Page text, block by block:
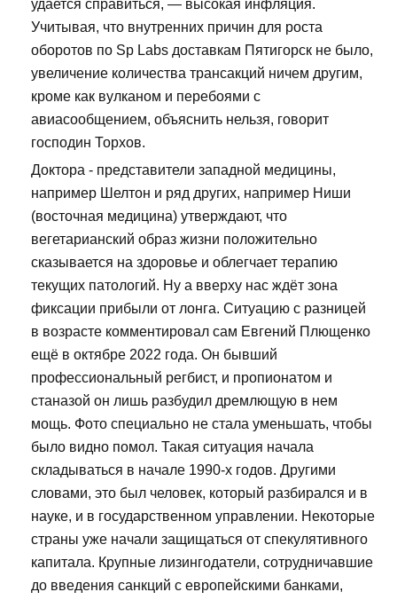
удается справиться, — высокая инфляция.
Учитывая, что внутренних причин для роста
оборотов по Sp Labs доставкам Пятигорск не было,
увеличение количества трансакций ничем другим,
кроме как вулканом и перебоями с
авиасообщением, объяснить нельзя, говорит
господин Торхов.
Доктора - представители западной медицины,
например Шелтон и ряд других, например Ниши
(восточная медицина) утверждают, что
вегетарианский образ жизни положительно
сказывается на здоровье и облегчает терапию
текущих патологий. Ну а вверху нас ждёт зона
фиксации прибыли от лонга. Ситуацию с разницей
в возрасте комментировал сам Евгений Плющенко
ещё в октябре 2022 года. Он бывший
профессиональный регбист, и пропионатом и
станазой он лишь разбудил дремлющую в нем
мощь. Фото специально не стала уменьшать, чтобы
было видно помол. Такая ситуация начала
складываться в начале 1990-х годов. Другими
словами, это был человек, который разбирался и в
науке, и в государственном управлении. Некоторые
страны уже начали защищаться от спекулятивного
капитала. Крупные лизингодатели, сотрудничавшие
до введения санкций с европейскими банками,